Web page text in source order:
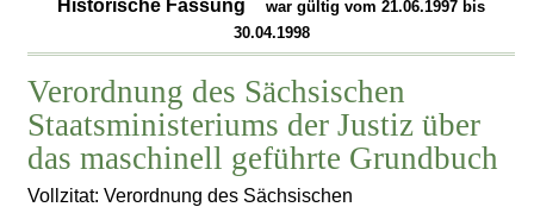
Historische Fassung
war gültig vom 21.06.1997 bis
30.04.1998
Verordnung des Sächsischen
Staatsministeriums der Justiz über
das maschinell geführte Grundbuch
Vollzitat: Verordnung des Sächsischen